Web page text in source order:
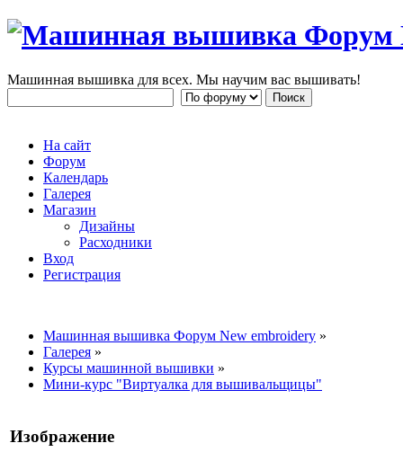
Машинная вышивка для всех. Мы научим вас вышивать!
На сайт
Форум
Календарь
Галерея
Магазин
Дизайны
Расходники
Вход
Регистрация
Машинная вышивка Форум New embroidery »
Галерея »
Курсы машинной вышивки »
Мини-курс "Виртуалка для вышивальщицы"
Изображение